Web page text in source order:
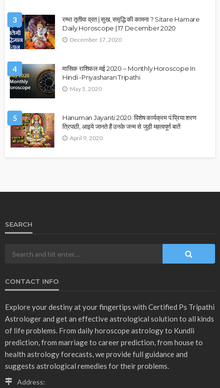
3
रम्भा तृतीया व्रत | सुख, समृद्धि की कामना ? Sitare Hamare
Daily Horoscope | 17 December 2020
December 17, 2020
4
मासिक राशिफल मई 2020 – Monthly Horoscope In
Hindi -Priyasharan Tripathi
May 5, 2020
5
Hanuman Jayanti 2020: विशेष कार्यक्रम पं.प्रिया शरण
त्रिपाठी, आइये जानते हैं उनके जन्म से जुड़ी महत्वपूर्ण बातें
April 9, 2020
SEARCH
CONTACT INFO
Explore your destiny at your fingertips with Certified Ps Tripathi
Astrologer and get an effective astrological solution to all kinds
of life problems. From daily horoscope astrology to Kundli
prediction, from marriage to career prediction, from house to
health astrology forecasts, we provide full guidance and
suggests astrological remedies for their problems.
Address: